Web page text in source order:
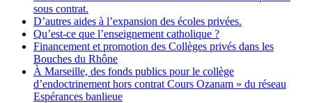
sous contrat.
D’autres aides à l’expansion des écoles privées.
Qu’est-ce que l’enseignement catholique ?
Financement et promotion des Collèges privés dans les
Bouches du Rhône
À Marseille, des fonds publics pour le collège
d’endoctrinement hors contrat Cours Ozanam » du réseau
Espérances banlieue